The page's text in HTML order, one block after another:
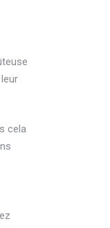
cela